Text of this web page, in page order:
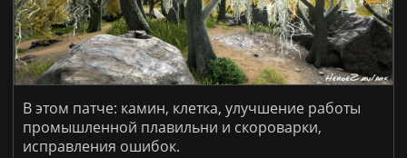
Она ждёт
Игровые серверы
ARK: Survival Ascended [PvE]
ARK: Survival Evolved [PvE]
Донат
В этом патче: камин, клетка, улучшение работы
промышленной плавильни и скороварки,
исправления ошибок.